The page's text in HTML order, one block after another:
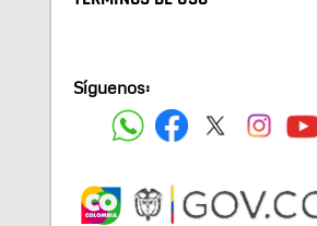
Síguenos: